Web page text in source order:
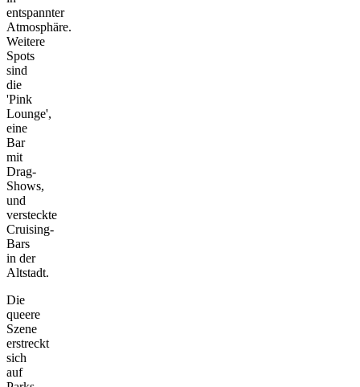
entspannter
Atmosphäre.
Weitere
Spots
sind
die
'Pink
Lounge',
eine
Bar
mit
Drag-
Shows,
und
versteckte
Cruising-
Bars
in der
Altstadt.
Die
queere
Szene
erstreckt
sich
auf